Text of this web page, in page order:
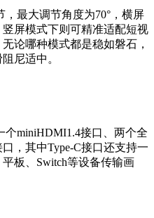
最大调节角度为70°，横屏
屏模式下则可精准适配短视
论哪种模式都是稳如磐石，
尼适中。
个miniHDMI1.4接口、两个全
，其中Type-C接口还支持一
板、Switch等设备传输画